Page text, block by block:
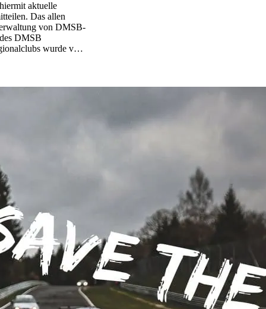
aktuelle
Das allen
von DMSB-
DMSB
wurde vom